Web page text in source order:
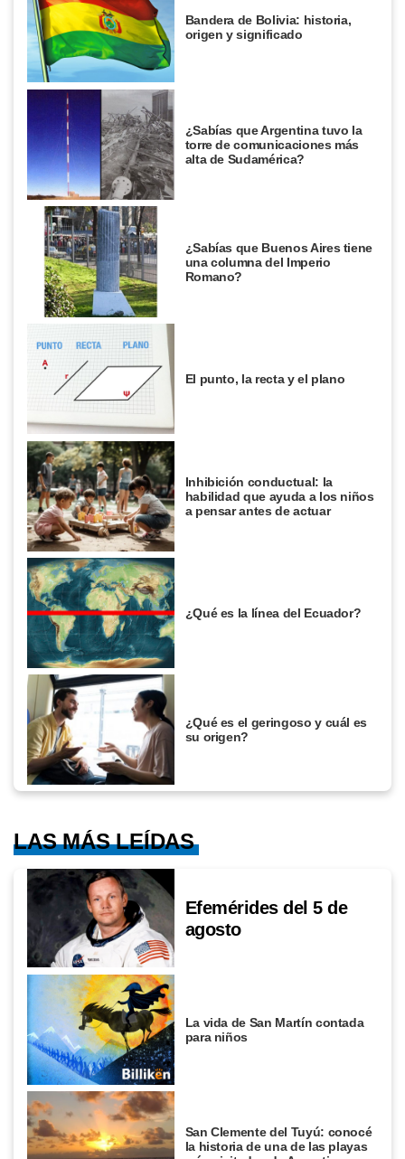
Bandera de Bolivia: historia,
origen y significado
¿Sabías que Argentina tuvo la
torre de comunicaciones más
alta de Sudamérica?
¿Sabías que Buenos Aires tiene
una columna del Imperio
Romano?
El punto, la recta y el plano
Inhibición conductual: la
habilidad que ayuda a los niños
a pensar antes de actuar
¿Qué es la línea del Ecuador?
¿Qué es el geringoso y cuál es
su origen?
LAS MÁS LEÍDAS
Efemérides del 5 de
agosto
La vida de San Martín contada
para niños
San Clemente del Tuyú: conocé
la historia de una de las playas